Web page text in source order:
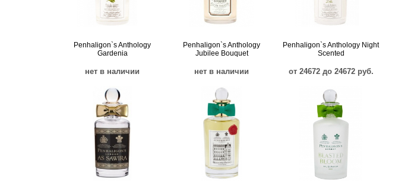
Penhaligon`s Anthology
Gardenia
нет в наличии
Penhaligon`s Anthology
Jubilee Bouquet
нет в наличии
Penhaligon`s Anthology Night
Scented
от 24672 до 24672 руб.